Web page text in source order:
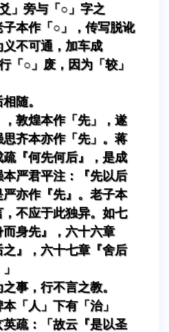
」旁与「○」字之
子本作「○」，传写脱讹
不可通，加车成
「○」废，因为「较」
随。
敦煌本作「先」，遂
齐本亦作「先」。蒋
『何先何后』，是成
本严君平注：『先以后
亦作『先』。老子本
不应于此独异。如七
身先』，六十六章
之』，六十七章『舍后
事，行不言之教。
「人」下有「治」
疏：「故云『是以圣